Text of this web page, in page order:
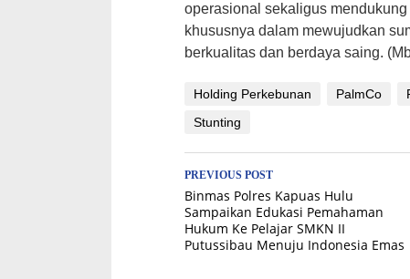
operasional sekaligus
khususnya dalam mewujudkan
berkualitas dan berdaya saing.
Holding Perkebunan PalmCo
Stunting
Post
navigation
PREVIOUS POST
Binmas Polres Kapuas Hulu
Sampaikan Edukasi Pemahaman
Hukum Ke Pelajar SMKN II
Putussibau Menuju Indonesia Emas